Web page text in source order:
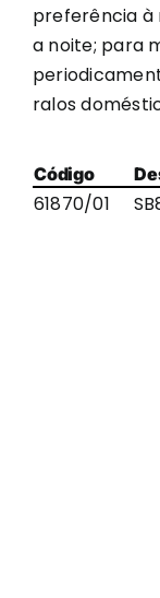
preferência à
a noite; para
ralos
Código
61870/01